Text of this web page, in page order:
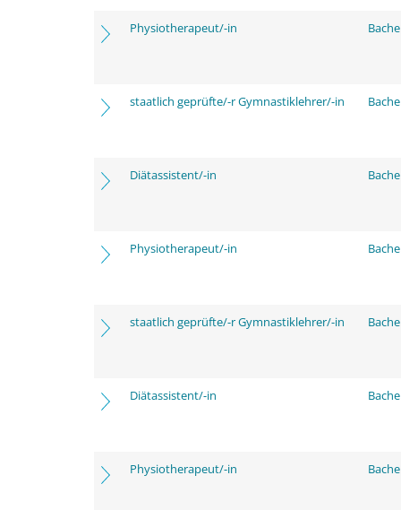
Physiotherapeut/-in
staatlich geprüfte/-r Gymnastiklehrer/-in
Diätassistent/-in
Physiotherapeut/-in
staatlich geprüfte/-r Gymnastiklehrer/-in
Diätassistent/-in
Physiotherapeut/-in